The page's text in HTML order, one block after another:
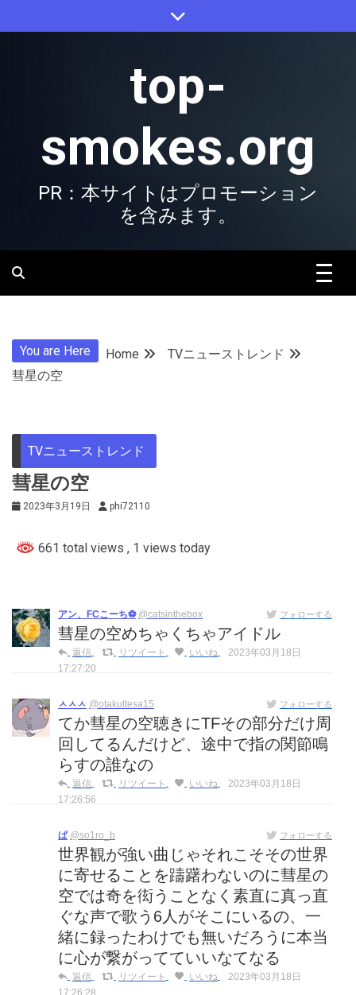
to
top-
smokes.org
PR：本サイトはプロモーション
を含みます。
You are Here Home
TVニューストレンド
彗星の空
TVニューストレンド
彗星の空
2023年3月19日 phi72110
661 total views , 1 views today
アン、FCこーち⚽️ @catsinthebox フォローする
彗星の空めちゃくちゃアイドル
返信 リツイート いいね
2023年03月18日
17:27:20
ㅅㅅㅅ @otakuttesa15 フォローする
てか彗星の空聴きにTFその部分だけ周
回してるんだけど、途中で指の関節鳴
らすの誰なの
返信 リツイート いいね
2023年03月18日
17:26:56
ぱ @so1ro_b フォローする
世界観が強い曲じゃそれこそその世界
に寄せることを躊躇わないのに彗星の
空では奇を衒うことなく素直に真っ直
ぐな声で歌う6人がそこにいるの、一
緒に録ったわけでも無いだろうに本当
に心が繋がってていいなてなる
返信 リツイート いいね
2023年03月18日
17:26:28